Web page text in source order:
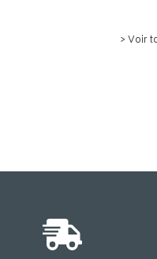
> Voir